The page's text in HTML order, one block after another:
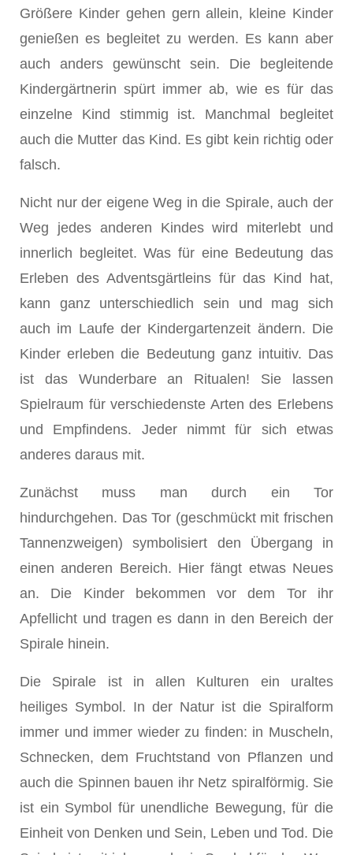
Größere Kinder gehen gern allein, kleine Kinder
genießen es begleitet zu werden. Es kann aber
auch anders gewünscht sein. Die begleitende
Kindergärtnerin spürt immer ab, wie es für das
einzelne Kind stimmig ist. Manchmal begleitet
auch die Mutter das Kind. Es gibt kein richtig oder
falsch.
Nicht nur der eigene Weg in die Spirale, auch der
Weg je­des anderen Kindes wird miterlebt und
innerlich begleitet. Was für eine Bedeutung das
Erleben des Adventsgärtleins für das Kind hat,
kann ganz unterschiedlich sein und mag sich
auch im Laufe der Kindergartenzeit ändern. Die
Kinder er­leben die Bedeutung ganz intuitiv. Das
ist das Wunderbare an Ritualen! Sie lassen
Spielraum für verschiedenste Arten des Erlebens
und Empfindens. Jeder nimmt für sich etwas
anderes daraus mit.
Zunächst muss man durch ein Tor
hindurchgehen. Das Tor (geschmückt mit frischen
Tannenzweigen) symbolisiert den Übergang in
einen anderen Bereich. Hier fängt etwas Neues
an. Die Kinder bekommen vor dem Tor ihr
Apfellicht und tragen es dann in den Bereich der
Spirale hinein.
Die Spirale ist in allen Kulturen ein uraltes
heiliges Symbol. In der Natur ist die Spiralform
immer und immer wieder zu finden: in Muscheln,
Schnecken, dem Fruchtstand von Pflanzen und
auch die Spinnen bauen ihr Netz spiralförmig. Sie
ist ein Symbol für unendliche Bewegung, für die
Einheit von Denken und Sein, Leben und Tod. Die